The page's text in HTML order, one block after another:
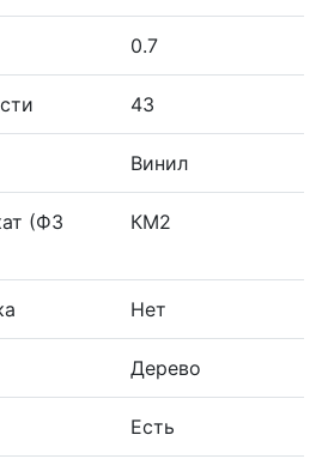
0.7
43
Винил
(ФЗ
КМ2
Нет
Дерево
Есть